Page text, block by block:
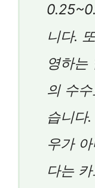
니다.
영하는
의 수
습니다
우가
다는